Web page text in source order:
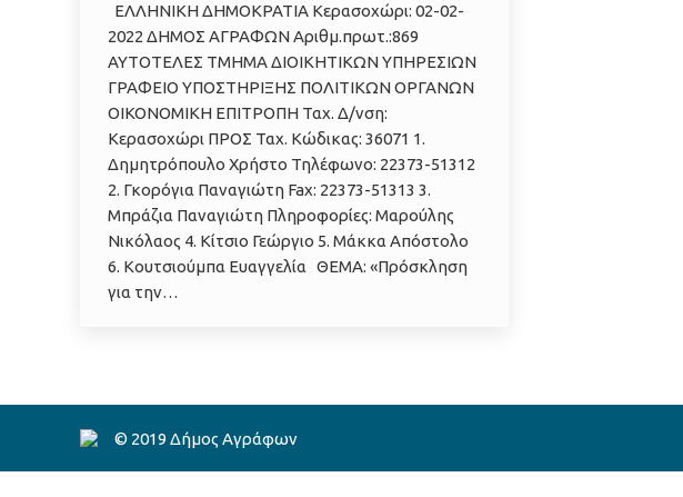
ΕΛΛΗΝΙΚΗ ΔΗΜΟΚΡΑΤΙΑ Κερασοχώρι: 02-02-
2022 ΔΗΜΟΣ ΑΓΡΑΦΩΝ Αριθμ.πρωτ.:869
ΑΥΤΟΤΕΛΕΣ ΤΜΗΜΑ ΔΙΟΙΚΗΤΙΚΩΝ ΥΠΗΡΕΣΙΩΝ
ΓΡΑΦΕΙΟ ΥΠΟΣΤΗΡΙΞΗΣ ΠΟΛΙΤΙΚΩΝ ΟΡΓΑΝΩΝ
ΟΙΚΟΝΟΜΙΚΗ ΕΠΙΤΡΟΠΗ Ταχ. Δ/νση:
Κερασοχώρι ΠΡΟΣ Ταχ. Κώδικας: 36071 1.
Δημητρόπουλο Χρήστο Τηλέφωνο: 22373-51312
2. Γκορόγια Παναγιώτη Fax: 22373-51313 3.
Μπράζια Παναγιώτη Πληροφορίες: Μαρούλης
Νικόλαος 4. Κίτσιο Γεώργιο 5. Μάκκα Απόστολο
6. Κουτσιούμπα Ευαγγελία ΘΕΜΑ: «Πρόσκληση
για την…
© 2019 Δήμος Αγράφων